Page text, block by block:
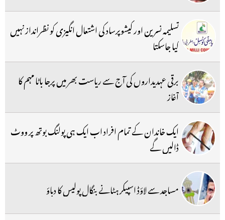
تسلیمہ نسرین اور کیشوپرساد کی اشتعال انگیزی کو نظرانداز نہیں
کیا جاسکتا
برقی عہدیداروں کی آج سے ریاست بھر میں پرجا باٹا مہم کا
آغاز
ایک خاندان کے تمام افراد اب ایک ہی پولنگ بوتھ پر ووٹ
ڈالیں گے
مساجد سے لاؤڈ اسپیکر ہٹانے بنگال پولیس کا دباؤ